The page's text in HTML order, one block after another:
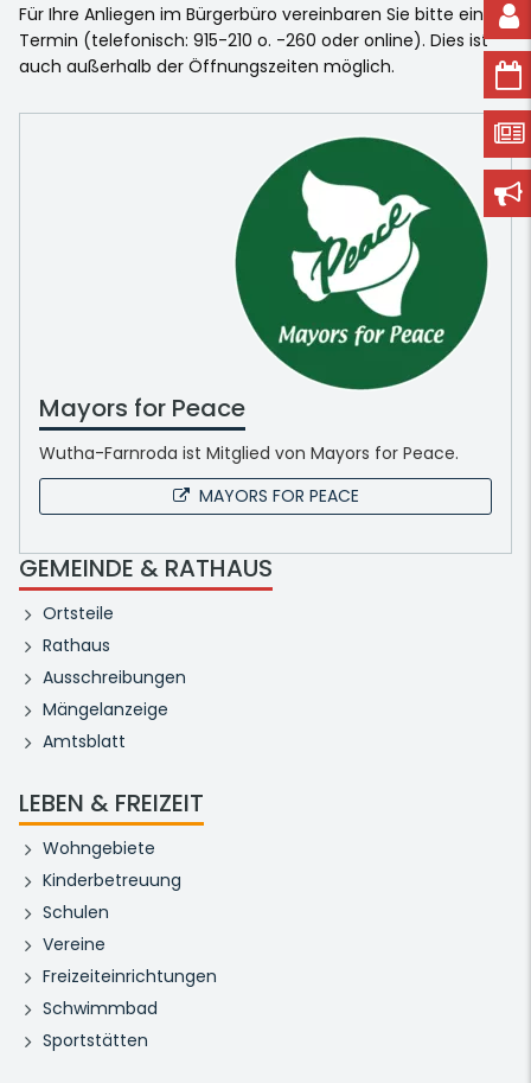
Für Ihre Anliegen im Bürgerbüro vereinbaren Sie bitte einen
Termin (telefonisch: 915-210 o. -260 oder online). Dies ist
auch außerhalb der Öffnungszeiten möglich.
Mayors for Peace
Wutha-Farnroda ist Mitglied von Mayors for Peace.
MAYORS FOR PEACE
GEMEINDE & RATHAUS
Ortsteile
Rathaus
Ausschreibungen
Mängelanzeige
Amtsblatt
LEBEN & FREIZEIT
Wohngebiete
Kinderbetreuung
Schulen
Vereine
Freizeiteinrichtungen
Schwimmbad
Sportstätten